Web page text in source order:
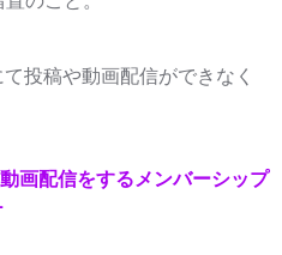
投稿や動画配信ができなく
画配信をするメンバーシップ